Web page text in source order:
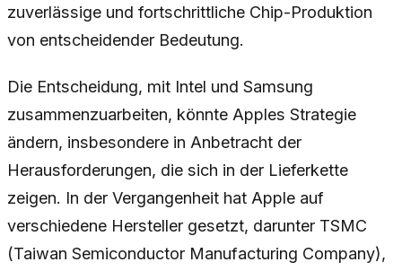
zuverlässige und fortschrittliche Chip-Produktion
von entscheidender Bedeutung.
Die Entscheidung, mit Intel und Samsung
zusammenzuarbeiten, könnte Apples Strategie
ändern, insbesondere in Anbetracht der
Herausforderungen, die sich in der Lieferkette
zeigen. In der Vergangenheit hat Apple auf
verschiedene Hersteller gesetzt, darunter TSMC
(Taiwan Semiconductor Manufacturing Company),